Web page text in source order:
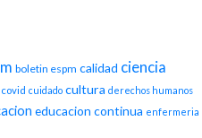
boletin espm calidad ciencia
covid cuidado cultura derechos humanos
educacion continua enfermeria